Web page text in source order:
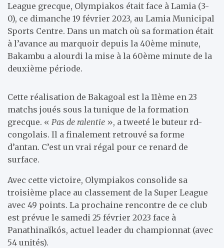
League grecque, Olympiakos était face à Lamia (3-
0), ce dimanche 19 février 2023, au Lamia Municipal
Sports Centre. Dans un match où sa formation était
à l’avance au marquoir depuis la 40ème minute,
Bakambu a alourdi la mise à la 60ème minute de la
deuxième période.
Cette réalisation de Bakagoal est la 11ème en 23
matchs joués sous la tunique de la formation
grecque. « Pas de ralentie », a tweeté le buteur rd-
congolais. Il a finalement retrouvé sa forme
d’antan. C’est un vrai régal pour ce renard de
surface.
Avec cette victoire, Olympiakos consolide sa
troisième place au classement de la Super League
avec 49 points. La prochaine rencontre de ce club
est prévue le samedi 25 février 2023 face à
Panathinaïkós, actuel leader du championnat (avec
54 unités).